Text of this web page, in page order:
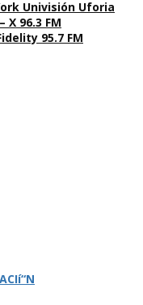
X 96.3 FM
95.7 FM